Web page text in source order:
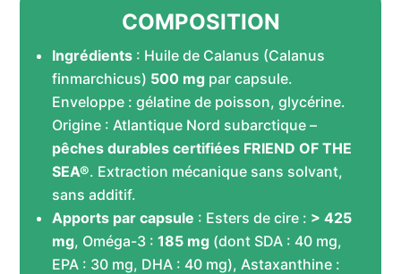
COMPOSITION
Ingrédients : Huile de Calanus (Calanus
finmarchicus) 500 mg par capsule.
Enveloppe : gélatine de poisson, glycérine.
Origine : Atlantique Nord subarctique –
pêches durables certifiées FRIEND OF THE
SEA®. Extraction mécanique sans solvant,
sans additif.
Apports par capsule : Esters de cire : > 425
mg, Oméga-3 :185 mg (dont SDA : 40 mg,
EPA : 30 mg, DHA : 40 mg), Astaxanthine :